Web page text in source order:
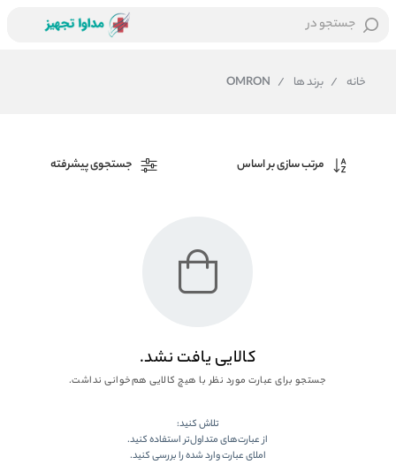
جستجو در
خانه / برند ها /
OMRON
مرتب سازی بر اساس جستجوی پیشرفته
کالایی یافت نشد.
جستجو برای عبارت مورد نظر با هیچ کالایی هم‌خوانی نداشت.
تلاش کنید:
از عبارت‌های متداول‌تر استفاده کنید.
املای عبارت وارد شده را بررسی کنید.